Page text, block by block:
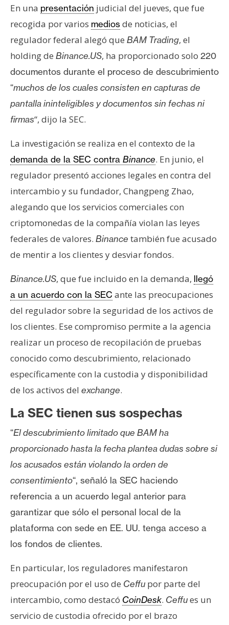
N
o
t
a
d
e
P
e
n
s
T
e
m
a
R
e
c
u
r
s
s
C
o
t
a
c
t
y
P
b
l
i
c
En una presentación judicial del jueves, que fue
recogida por varios mediosde noticias, el
regulador federal alegó que BAM Trading, el
holding de Binance.US, ha proporcionado solo 220
documentos durante el proceso de descubrimiento
“muchos de los cuales consisten en capturas de
pantalla ininteligibles y documentos sin fechas ni
firmas“, dijo la SEC.
La investigación se realiza en el contexto de la
demanda de la SEC contra Binance. En junio, el
regulador presentó acciones legales en contra del
intercambio y su fundador, Changpeng Zhao,
alegando que los servicios comerciales con
criptomonedas de la compañía violan las leyes
federales de valores. Binance también fue acusado
de mentir a los clientes y desviar fondos.
Binance.US, que fue incluido en la demanda, llegó
a un acuerdo con la SEC ante las preocupaciones
del regulador sobre la seguridad de los activos de
los clientes. Ese compromiso permite a la agencia
realizar un proceso de recopilación de pruebas
conocido como descubrimiento, relacionado
específicamente con la custodia y disponibilidad
de los activos del exchange.
La SEC tienen sus sospechas
“El descubrimiento limitado que BAM ha
proporcionado hasta la fecha plantea dudas sobre si
los acusados ​​están violando la orden de
consentimiento“, señaló la SEC haciendo
referencia a un acuerdo legal anterior para
garantizar que sólo el personal local de la
plataforma con sede en EE. UU. tenga acceso a
los fondos de clientes.
En particular, los reguladores manifestaron
preocupación por el uso de Ceffupor parte del
intercambio, como destacó CoinDesk. Ceffues un
servicio de custodia ofrecido por el brazo